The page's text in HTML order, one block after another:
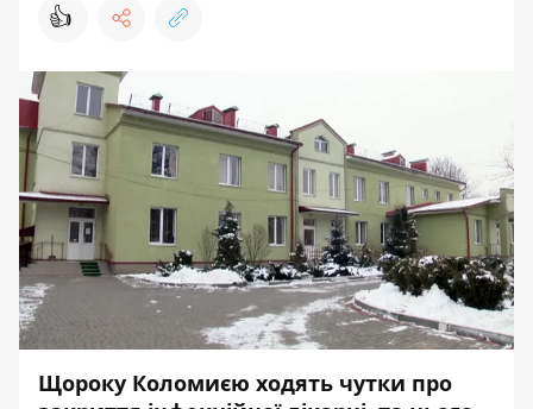
👍
Щороку Коломиєю ходять чутки про